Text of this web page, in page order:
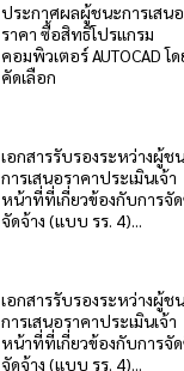
ประกาศผลผู้ชนะการเสนอ
ราคา ซื้อสิทธิโปรแกรม
คอมพิวเตอร์ AUTOCAD โ
คัดเลือก
เอกสารรับรองระหว่างผู้ช
การเสนอราคาประเมินเจ้า
หน้าที่ที่เกี่ยวข้องกับการจั
จัดจ้าง (แบบ รร. 4)...
เอกสารรับรองระหว่างผู้ช
การเสนอราคาประเมินเจ้า
หน้าที่ที่เกี่ยวข้องกับการจั
จัดจ้าง (แบบ รร. 4)...